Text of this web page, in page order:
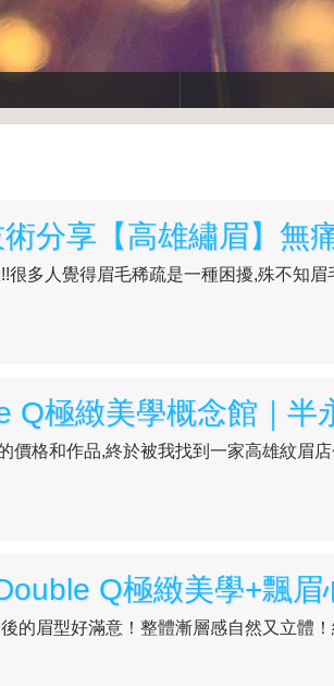
多人覺得眉毛稀疏是一種困擾,殊不知眉
價格和作品,終於被我找到一家高雄紋眉
的眉型好滿意！整體漸層感自然又立體